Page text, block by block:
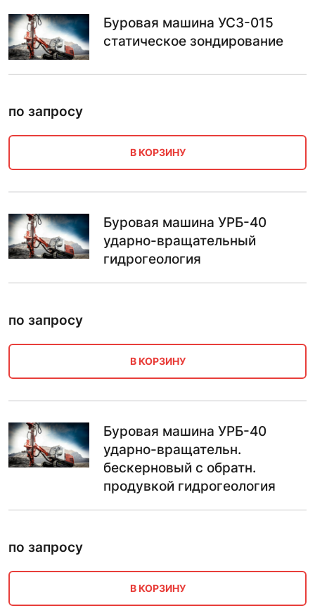
Буровая машина УСЗ-015
статическое зондирование
по запросу
В КОРЗИНУ
Буровая машина УРБ-40
ударно-вращательный
гидрогеология
по запросу
В КОРЗИНУ
Буровая машина УРБ-40
ударно-вращательн.
бескерновый с обратн.
продувкой гидрогеология
по запросу
В КОРЗИНУ